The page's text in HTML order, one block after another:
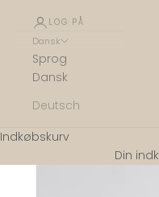
LOG PÅ
Dansk
Sprog
Dansk
Deutsch
Indkøbskurv
Din